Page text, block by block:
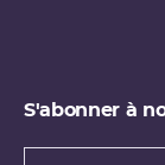
S'abonner à
Types de